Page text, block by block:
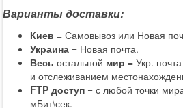
Варианты доставки:
Киев = Самовывоз или Новая
Украина = Новая почта.
Весь остальной мир = Укр.
и отслеживанием
FTP доступ = с любой точки
мБит\сек.